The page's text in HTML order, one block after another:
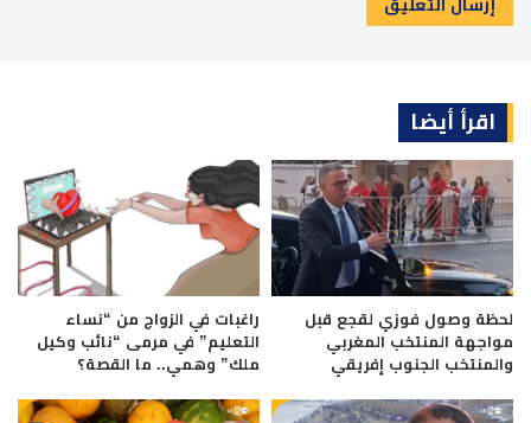
اقرأ أيضا
لحظة وصول فوزي لقجع قبل
مواجهة المنتخب المغربي
والمنتخب الجنوب إفريقي
راغبات في الزواج من “نساء
التعليم” في مرمى “نائب وكيل
ملك” وهمي.. ما القصة؟